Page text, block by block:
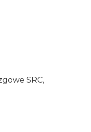
SRC,